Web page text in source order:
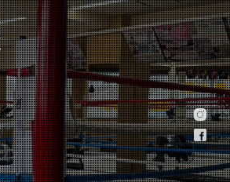
アクセス
営業時間
トレーナー募集
スポンサー募集
大会チケット購入
キャンペーン
実戦コース